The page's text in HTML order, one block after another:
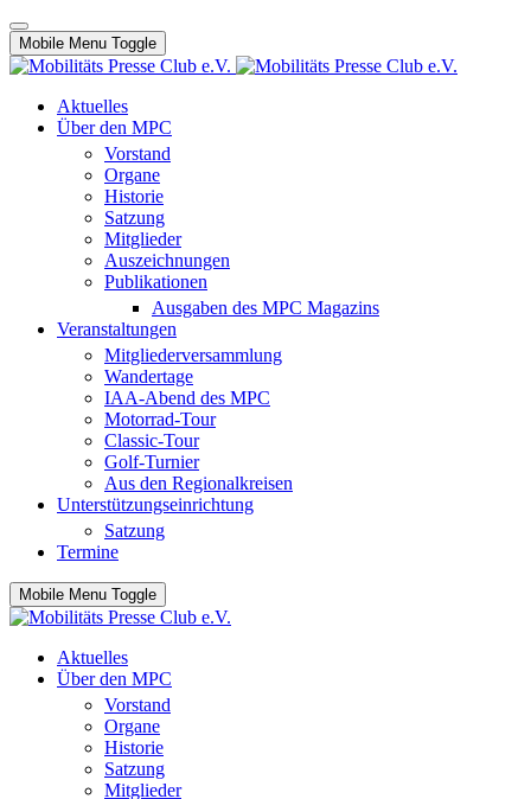
Mobile Menu Toggle
Aktuelles
Über den MPC
Vorstand
Organe
Historie
Satzung
Mitglieder
Auszeichnungen
Publikationen
Ausgaben des MPC Magazins
Veranstaltungen
Mitgliederversammlung
Wandertage
IAA-Abend des MPC
Motorrad-Tour
Classic-Tour
Golf-Turnier
Aus den Regionalkreisen
Unterstützungseinrichtung
Satzung
Termine
Mobile Menu Toggle
Aktuelles
Über den MPC
Vorstand
Organe
Historie
Satzung
Mitglieder